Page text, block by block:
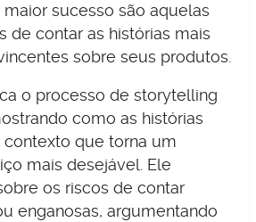
sucesso são aquelas
de contar as histórias mais
sobre seus produtos.
o processo de storytelling
como as histórias
que torna um
mais desejável. Ele
os riscos de contar
enganosas, argumentando